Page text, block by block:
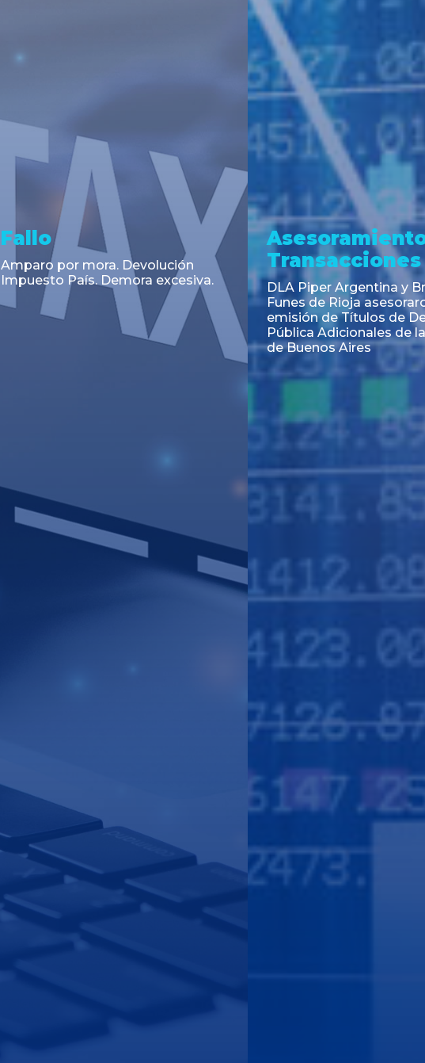
Noticia
Cambios en el Código Alimentario
Argentino: simplifican trámites
para la importación de aditivos,
coadyuvantes e ingredientes
alimentarios y unifican autoridad
Noticia
CNV: Criterio
colocaciones primarias